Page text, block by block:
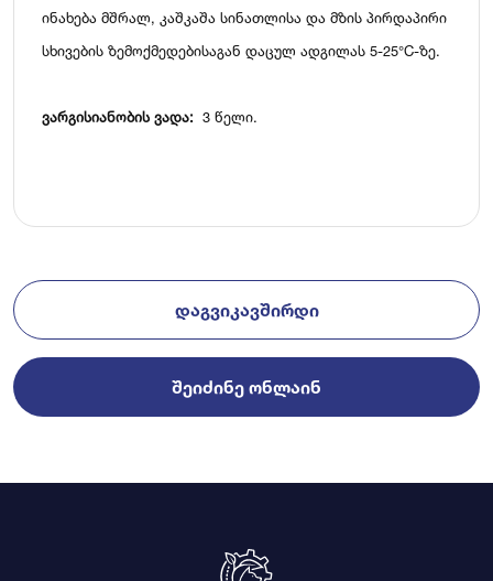
ინახება მშრალ, კაშკაშა სინათლისა და მზის პირდაპირი
სხივების ზემოქმედებისაგან დაცულ ადგილას 5-25°C-ზე.
ვარგისიანობის ვადა: 3 წელი.
ᲓᲐᲒᲕᲘᲙᲐᲕᲨᲘᲠᲓᲘ
ᲨᲔᲘᲫᲘᲜᲔ ᲝᲜᲚᲐᲘᲜ